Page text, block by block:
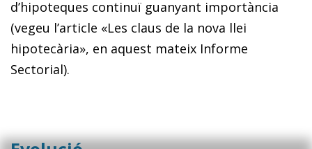
d’hipoteques continuï guanyant importància
(vegeu l’article «Les claus de la nova llei
hipotecària», en aquest mateix Informe
Sectorial).